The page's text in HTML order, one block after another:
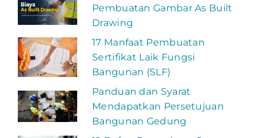
Pembuatan Gambar As Built
Drawing
17 Manfaat Pembuatan
Sertifikat Laik Fungsi
Bangunan (SLF)
Panduan dan Syarat
Mendapatkan Persetujuan
Bangunan Gedung